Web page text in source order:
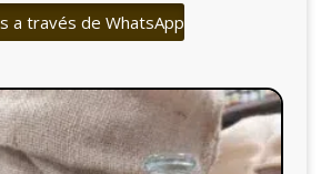
a través de WhatsApp